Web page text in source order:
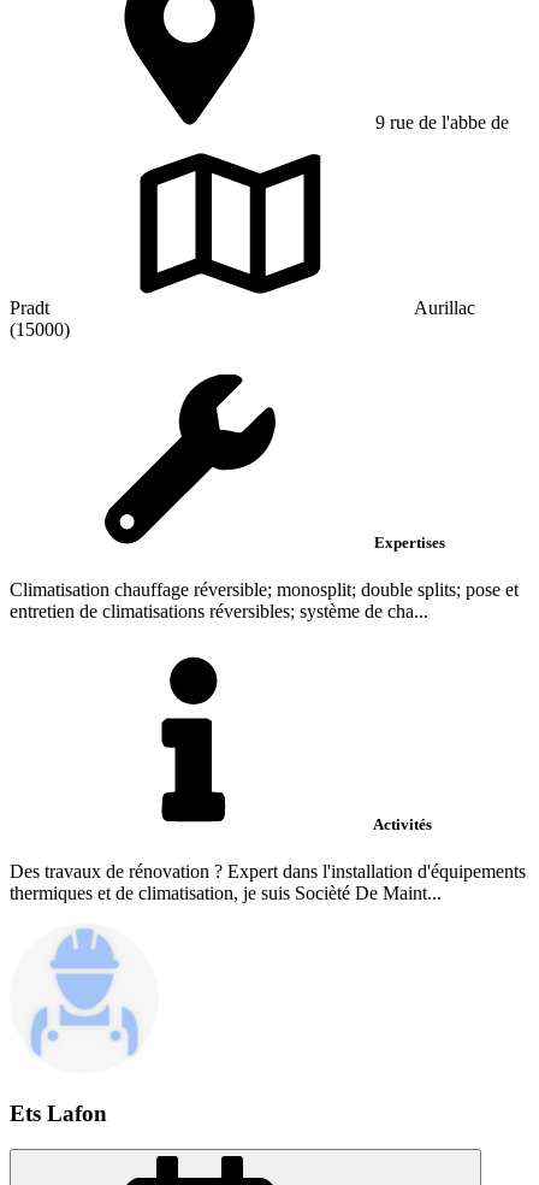
9 rue de l'abbe de
Pradt
Aurillac
(15000)
Expertises
Climatisation chauffage réversible; monosplit; double splits; pose et
entretien de climatisations réversibles; système de cha...
Activités
Des travaux de rénovation ? Expert dans l'installation d'équipements
thermiques et de climatisation, je suis Socièté De Maint...
Ets Lafon